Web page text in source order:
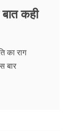
बात कही
का राग
बार